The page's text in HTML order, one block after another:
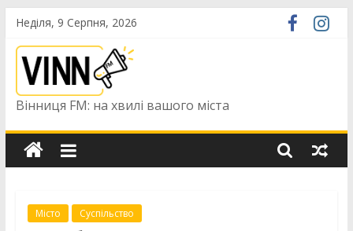
Skip
content
Неділя, 9 Серпня, 2026
Вінниця FM: на хвилі вашого міста
Місто Суспільство